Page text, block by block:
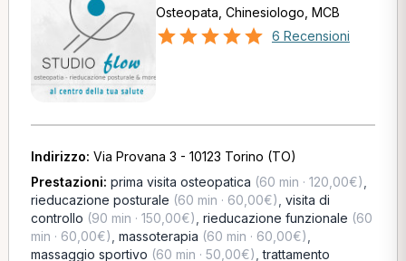
Osteopata, Chinesiologo, MCB
6 Recensioni
Indirizzo: Via Provana 3 - 10123 Torino (TO)
Prestazioni: prima visita osteopatica (60 min · 120,00€)
rieducazione posturale (60 min · 60,00€) visita di
controllo (90 min · 150,00€) rieducazione funzionale (60
min · 60,00€) massoterapia (60 min · 60,00€)
massaggio sportivo (60 min · 50,00€) ,trattamento